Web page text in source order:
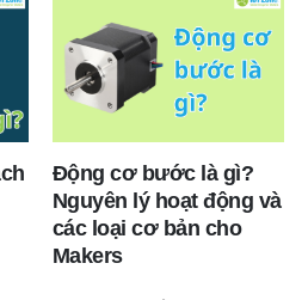
Động cơ bước là gì?
Nguyên lý hoạt động và
các loại cơ bản cho
Makers